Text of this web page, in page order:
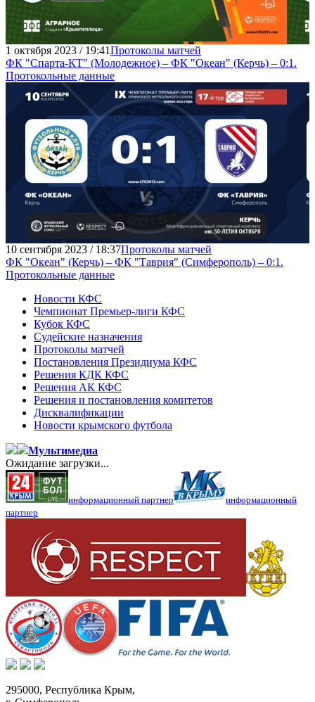
1 октября 2023 / 19:41Протоколы матчей
ФК "Спарта-КТ" (Молодежное) – ФК "Океан" (Керчь) – 0:1.
Протокольные данные
10 сентября 2023 / 18:37Протоколы матчей
ФК "Океан" (Керчь) – ФК "Таврия" (Симферополь) – 0:1.
Протокольные данные
Новости КФС
Чемпионат Премьер-лиги КФС
Кубок КФС
Судейские назначения
Протоколы матчей
Постановления Президиума КФС
Решения КДК КФС
Решения АК КФС
Решения и постановления комитетов
Дисквалификации
Новости крымского футбола
Мультимедиа
Ожидание загрузки...
информационный партнер
информационный
партнер
295000, Республика Крым,